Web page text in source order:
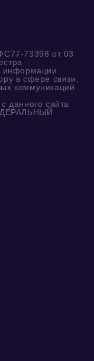
73398 от 03
информации
в сфере связи,
коммуникаций.
данного сайта